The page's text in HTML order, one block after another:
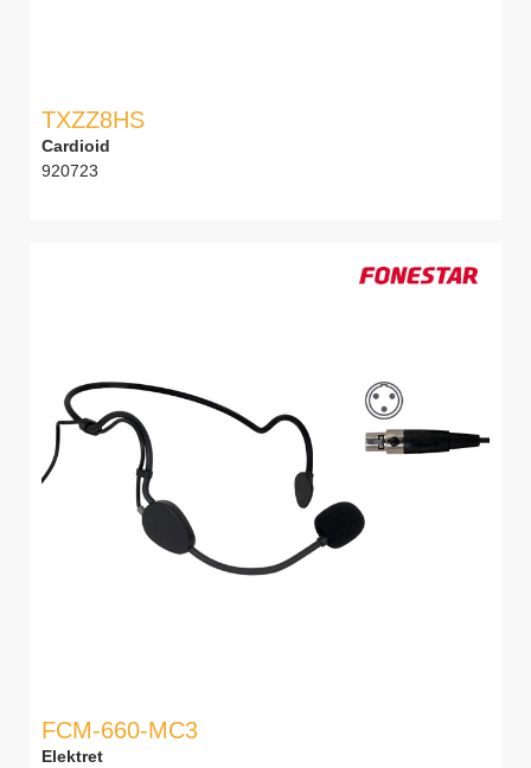
TXZZ8HS
Cardioid
920723
FCM-660-MC3
Elektret